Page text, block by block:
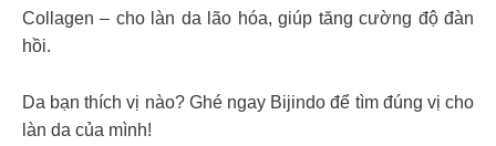
Collagen – cho làn da lão hóa, giúp tăng cường độ đàn
hồi.
Da bạn thích vị nào? Ghé ngay Bijindo để tìm đúng vị cho
làn da của mình!